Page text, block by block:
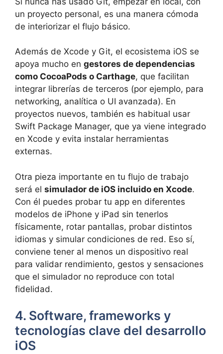
un proyecto personal, es una manera cómoda
de interiorizar el flujo básico.
Además de Xcode y Git, el ecosistema iOS se
apoya mucho en gestores de dependencias
como CocoaPods o Carthage, que facilitan
integrar librerías de terceros (por ejemplo, para
networking, analítica o UI avanzada). En
proyectos nuevos, también es habitual usar
Swift Package Manager, que ya viene integrado
en Xcode y evita instalar herramientas
externas.
Otra pieza importante en tu flujo de trabajo
será el simulador de iOS incluido en Xcode.
Con él puedes probar tu app en diferentes
modelos de iPhone y iPad sin tenerlos
físicamente, rotar pantallas, probar distintos
idiomas y simular condiciones de red. Eso sí,
conviene tener al menos un dispositivo real
para validar rendimiento, gestos y sensaciones
que el simulador no reproduce con total
fidelidad.
4. Software, frameworks y
tecnologías clave del desarrollo
iOS